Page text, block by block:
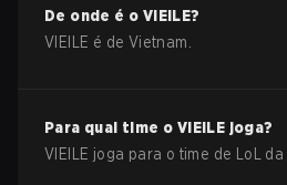
De onde é o VIElLE?
VIElLE é de Vietnam
Para qual time o VIElLE joga?
VIElLE joga para o time de LoL da